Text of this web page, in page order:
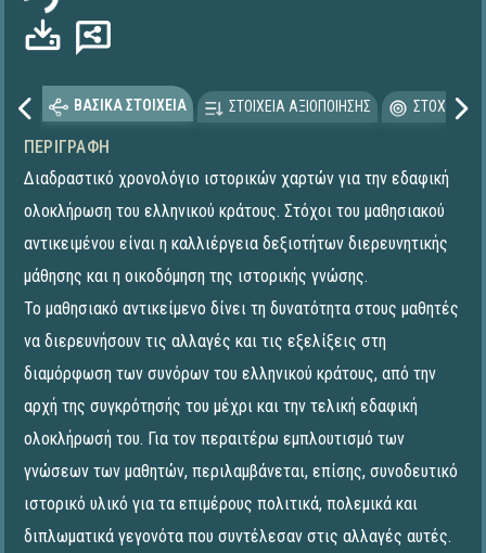
ΒΑΣΙΚΑ ΣΤΟΙΧΕΙΑ ΣΤΟΙΧΕΙΑ ΑΞΙΟΠΟΙΗΣΗΣ
ΠΕΡΙΓΡΑΦΉ
Διαδραστικό χρονολόγιο ιστορικών χαρτών για την εδαφική
ολοκλήρωση του ελληνικού κράτους. Στόχοι του μαθησιακού
αντικειμένου είναι η καλλιέργεια δεξιοτήτων διερευνητικής
μάθησης και η οικοδόμηση της ιστορικής γνώσης.
Το μαθησιακό αντικείμενο δίνει τη δυνατότητα στους μαθητές
να διερευνήσουν τις αλλαγές και τις εξελίξεις στη
διαμόρφωση των συνόρων του ελληνικού κράτους, από την
αρχή της συγκρότησής του μέχρι και την τελική εδαφική
ολοκλήρωσή του. Για τον περαιτέρω εμπλουτισμό των
γνώσεων των μαθητών, περιλαμβάνεται, επίσης, συνοδευτικό
ιστορικό υλικό για τα επιμέρους πολιτικά, πολεμικά και
διπλωματικά γεγονότα που συντέλεσαν στις αλλαγές αυτές.